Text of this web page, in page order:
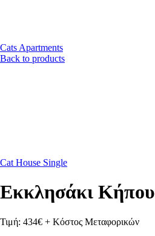
Cats Apartments
Back to products
Cat House Single
Εκκλησάκι Κήπου
Τιμή: 434€ + Κόστος Μεταφορικών